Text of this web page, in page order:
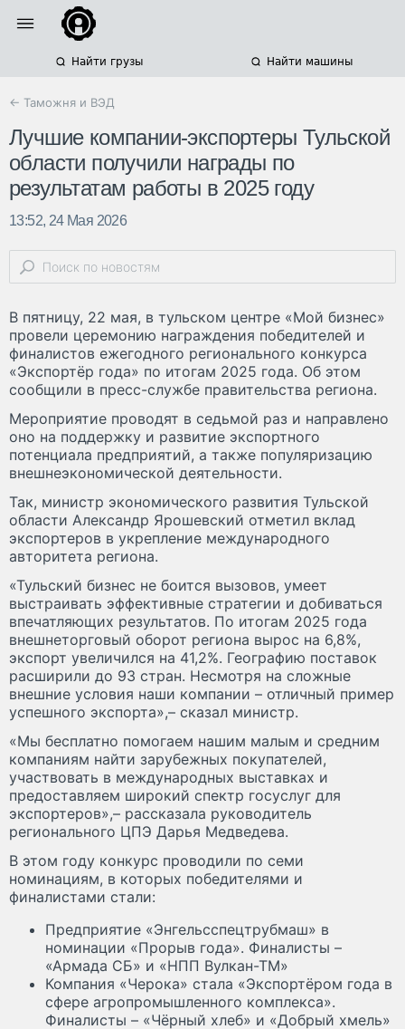
Найти грузы Найти машины
← Таможня и ВЭД
Лучшие компании-экспортеры Тульской
области получили награды по
результатам работы в 2025 году
13:52, 24 Мая 2026
В пятницу, 22 мая, в тульском центре «Мой бизнес»
провели церемонию награждения победителей и
финалистов ежегодного регионального конкурса
«Экспортёр года» по итогам 2025 года. Об этом
сообщили в пресс-службе правительства региона.
Мероприятие проводят в седьмой раз и направлено
оно на поддержку и развитие экспортного
потенциала предприятий, а также популяризацию
внешнеэкономической деятельности.
Так, министр экономического развития Тульской
области Александр Ярошевский отметил вклад
экспортеров в укрепление международного
авторитета региона.
«Тульский бизнес не боится вызовов, умеет
выстраивать эффективные стратегии и добиваться
впечатляющих результатов. По итогам 2025 года
внешнеторговый оборот региона вырос на 6,8%,
экспорт увеличился на 41,2%. Географию поставок
расширили до 93 стран. Несмотря на сложные
внешние условия наши компании – отличный пример
успешного экспорта»,– сказал министр.
«Мы бесплатно помогаем нашим малым и средним
компаниям найти зарубежных покупателей,
участвовать в международных выставках и
предоставляем широкий спектр госуслуг для
экспортеров»,– рассказала руководитель
регионального ЦПЭ Дарья Медведева.
В этом году конкурс проводили по семи
номинациям, в которых победителями и
финалистами стали:
Предприятие «Энгельсспецтрубмаш» в
номинации «Прорыв года». Финалисты –
«Армада СБ» и «НПП Вулкан-ТМ»
Компания «Черока» стала «Экспортёром года в
сфере агропромышленного комплекса».
Финалисты – «Чёрный хлеб» и «Добрый хмель»